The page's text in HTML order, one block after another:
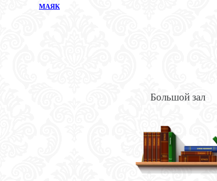
МАЯК
Большой зал